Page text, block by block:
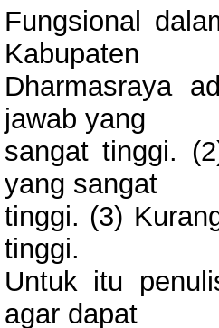
Fungsional
Kabupaten
Dharmasraya
jawab yang
sangat tinggi.
yang sangat
tinggi. (3)
tinggi.
Untuk itu
agar dapat